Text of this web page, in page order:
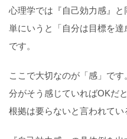
心理学では『自己効力感』
単にいうと「自分は目標を
です。
ここで大切なのが「感」で
分がそう感じていればOKだ
根拠は要らないと言われてい